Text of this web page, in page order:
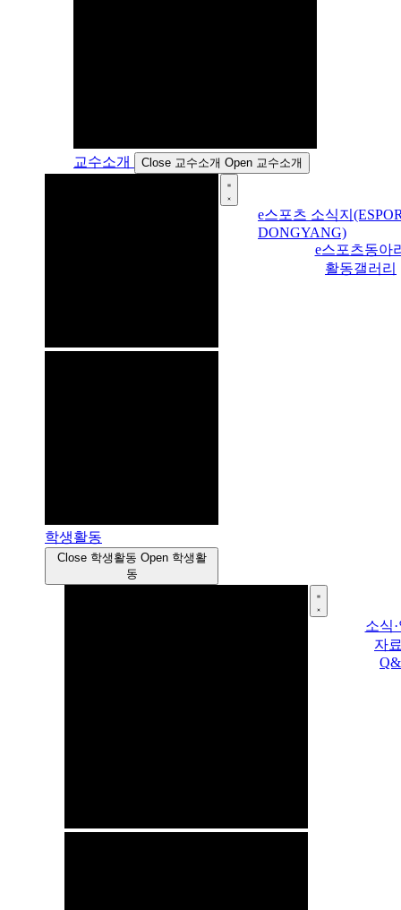
교수소개 Close 교수소개 Open 교수소개
학생활동
Close 학생활동 Open 학생활
동
e스포츠 소식지
DONGYANG)
e스포츠동아
활동갤러리
소식
자